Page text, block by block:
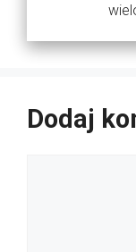
Dodaj